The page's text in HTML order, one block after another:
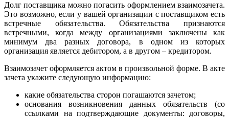
Долг поставщика можно погасить оформлением взаимозачета.
Это возможно, если у вашей организации с поставщиком есть
встречные обязательства. Обязательства признаются
встречными, когда между организациями заключены как
минимум два разных договора, в одном из которых
организация является дебитором, а в другом – кредитором.
Взаимозачет оформляется актом в произвольной форме. В акте
зачета укажите следующую информацию:
какие обязательства сторон погашаются зачетом;
основания возникновения данных обязательств (со
ссылками на подтверждающие документы: договоры,